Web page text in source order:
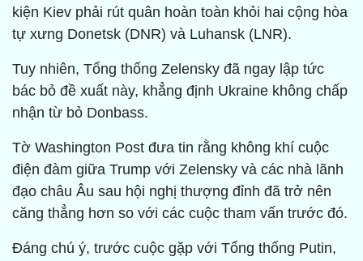
kiện Kiev phải rút quân hoàn toàn khỏi hai cộng hòa
tự xưng Donetsk (DNR) và Luhansk (LNR).
Tuy nhiên, Tổng thống Zelensky đã ngay lập tức
bác bỏ đề xuất này, khẳng định Ukraine không chấp
nhận từ bỏ Donbass.
Tờ Washington Post đưa tin rằng không khí cuộc
điện đàm giữa Trump với Zelensky và các nhà lãnh
đạo châu Âu sau hội nghị thượng đỉnh đã trở nên
căng thẳng hơn so với các cuộc tham vấn trước đó.
Đáng chú ý, trước cuộc gặp với Tổng thống Putin,